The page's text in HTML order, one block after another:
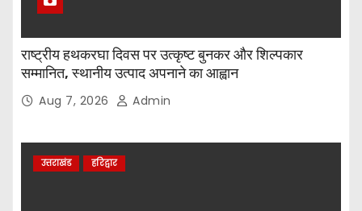
राष्ट्रीय हथकरघा दिवस पर उत्कृष्ट बुनकर और शिल्पकार
सम्मानित, स्थानीय उत्पाद अपनाने का आह्वान
Aug 7, 2026 Admin
उत्तराखंड हरिद्वार